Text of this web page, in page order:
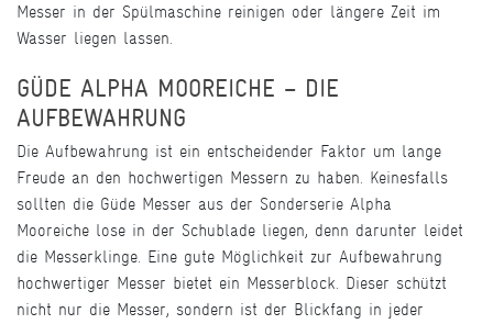
Messer in der Spülmaschine reinigen oder längere Zeit im
Wasser liegen lassen.
GÜDE ALPHA MOOREICHE – DIE
AUFBEWAHRUNG
Die Aufbewahrung ist ein entscheidender Faktor um lange
Freude an den hochwertigen Messern zu haben. Keinesfalls
sollten die Güde Messer aus der Sonderserie Alpha
Mooreiche lose in der Schublade liegen, denn darunter leidet
die Messerklinge. Eine gute Möglichkeit zur Aufbewahrung
hochwertiger Messer bietet ein Messerblock. Dieser schützt
nicht nur die Messer, sondern ist der Blickfang in jeder